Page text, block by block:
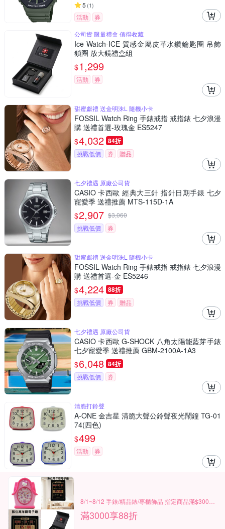
5 (1)
活動
券
公司貨 限量禮盒 值得收藏
Ice Watch-ICE 質感金屬皮革水鑽鑰匙圈 吊飾
鎖圈 放大鏡禮盒組
$1,299
活動 券
甜蜜獻禮 送金明洙L 隨機小卡
FOSSIL Watch Ring 手錶戒指 戒指錶 七夕浪漫
購 送禮首選-玫瑰金 ES5247
$4,032 84折
挑戰低價 券 贈品
七夕禮遇 原廠公司貨
CASIO 卡西歐 經典大三針 指針日期手錶 七夕
寵愛季 送禮推薦 MTS-115D-1A
$2,907 $3,060
挑戰低價
券
甜蜜獻禮 送金明洙L 隨機小卡
FOSSIL Watch Ring 手錶戒指 戒指錶 七夕浪漫
購 送禮首選-金 ES5246
$4,224 88折
挑戰低價 券 贈品
七夕禮遇 原廠公司貨
CASIO 卡西歐 G-SHOCK 八角太陽能藍芽手錶
七夕寵愛季 送禮推薦 GBM-2100A-1A3
$6,048 84折
挑戰低價 券
清脆打鈴聲
A-ONE 金吉星 清脆大聲公鈴聲夜光鬧鐘 TG-01
74(四色)
$499
活動 券
滿3000享88折